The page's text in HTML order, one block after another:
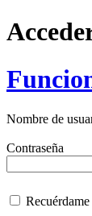
Nombre de
Contraseña
Recuérdame